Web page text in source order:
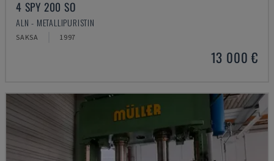
4 SPY 200 SO
ALN - METALLIPURISTIN
SAKSA 1997
13 000 €